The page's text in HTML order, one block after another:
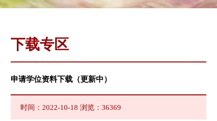
下载专区
申请学位资料下载（更新中）
时间：2022-10-18 浏览：36369